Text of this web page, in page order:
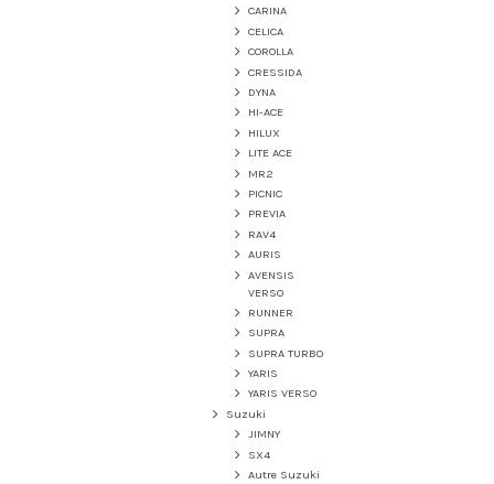
CARINA
CELICA
COROLLA
CRESSIDA
DYNA
HI-ACE
HILUX
LITE ACE
MR2
PICNIC
PREVIA
RAV4
AURIS
AVENSIS
VERSO
RUNNER
SUPRA
SUPRA TURBO
YARIS
YARIS VERSO
Suzuki
JIMNY
SX4
Autre Suzuki